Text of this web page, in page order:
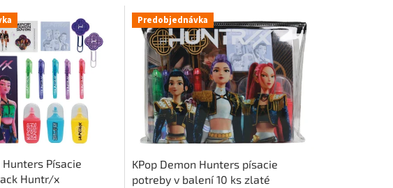
Hunters Písacie
Huntr/x
Predobjednávka
KPop Demon Hunters písacie
potreby v balení 10 ks zlaté